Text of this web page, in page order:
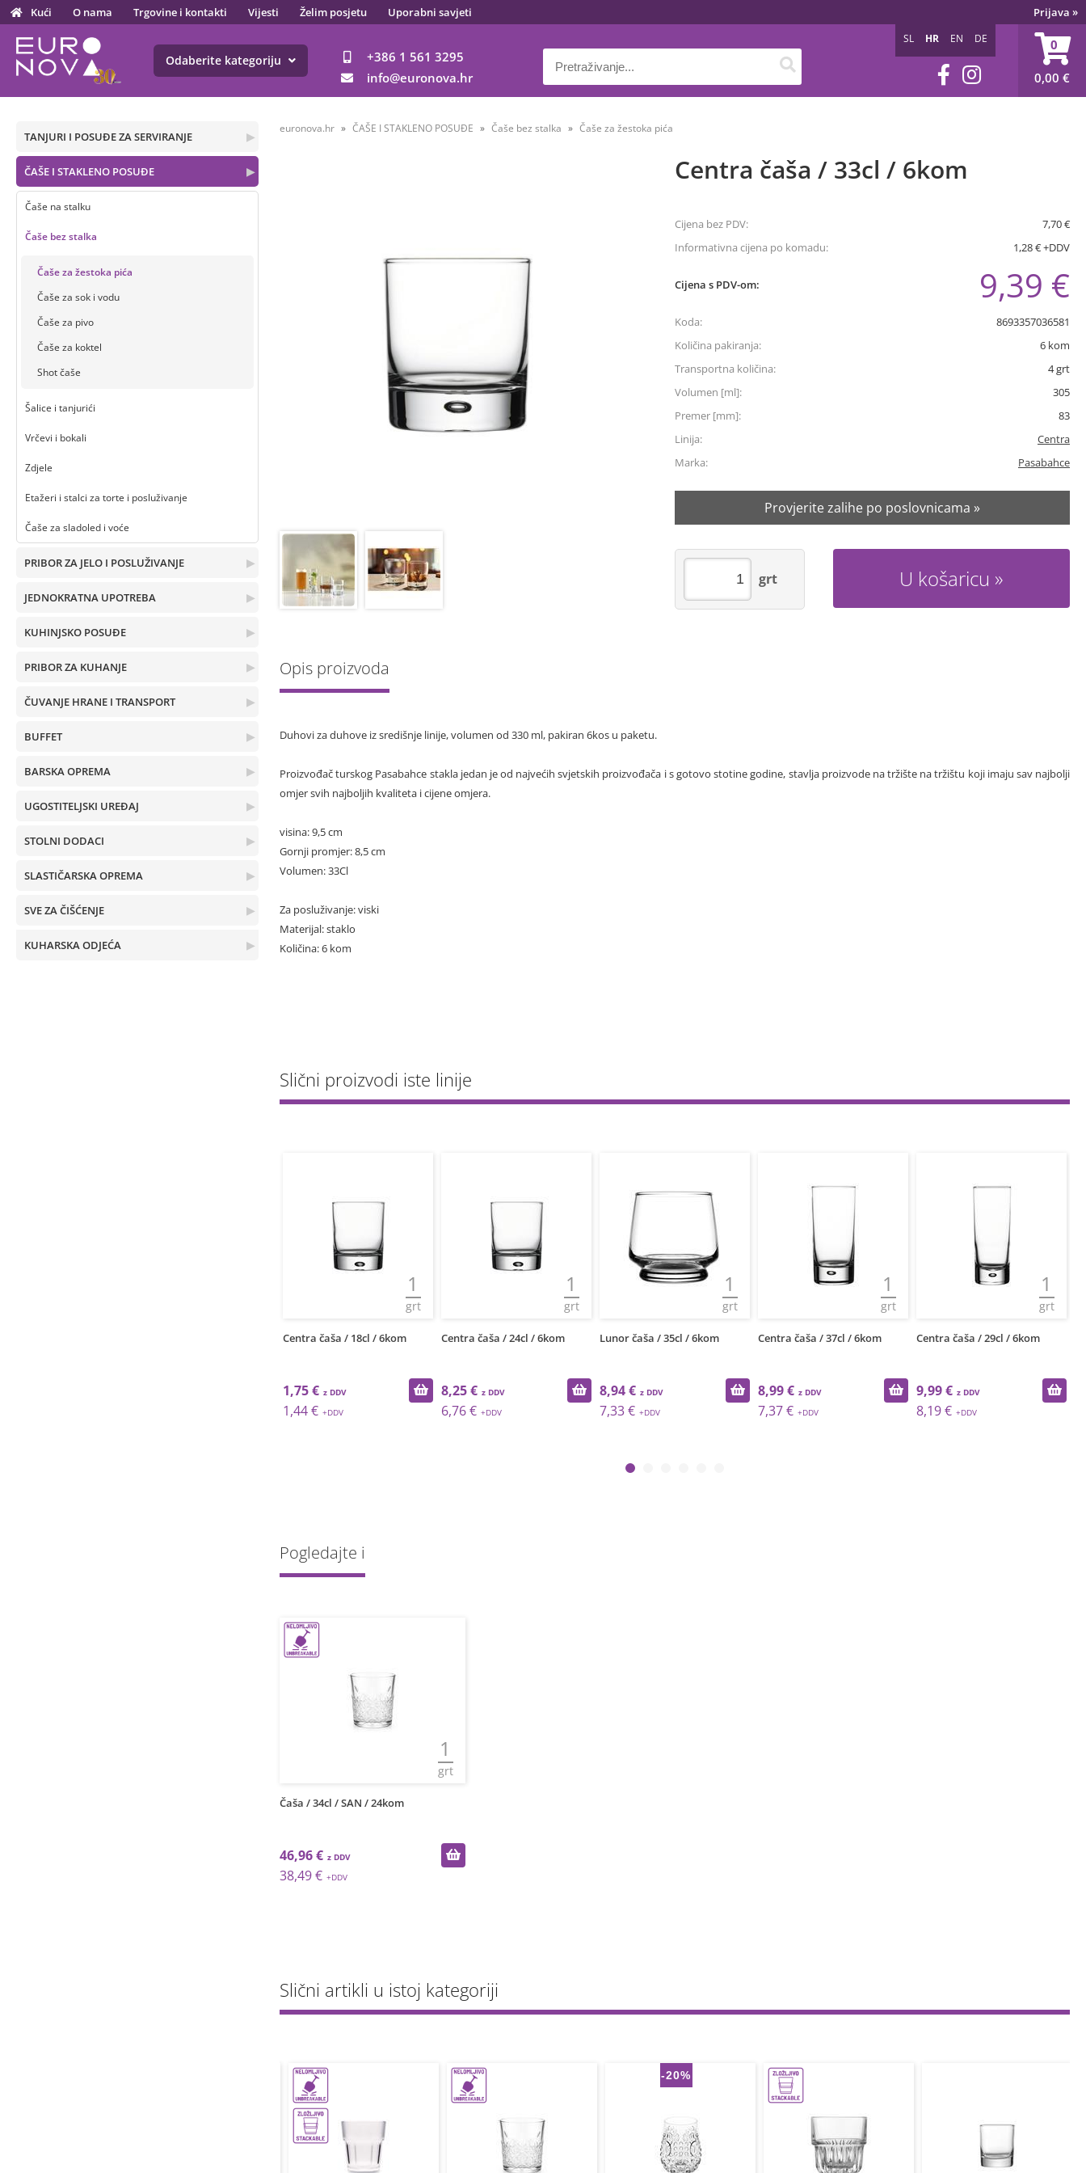
Kući O nama Trgovine i kontakti Vijesti Želim posjetu Uporabni savjeti Prijava »
+386 1 561 3295
info
euronova.hr
0
0,00 €
SL HR EN DE
Odaberite kategoriju
▶
TANJURI I POSUĐE ZA SERVIRANJE
▶
ČAŠE I STAKLENO POSUĐE
Čaše na stalku
Čaše bez stalka
Čaše za žestoka pića
Čaše za sok i vodu
Čaše za pivo
Čaše za koktel
Shot čaše
Šalice i tanjurići
Vrčevi i bokali
Zdjele
Etažeri i stalci za torte i posluživanje
Čaše za sladoled i voće
▶
PRIBOR ZA JELO I POSLUŽIVANJE
▶
JEDNOKRATNA UPOTREBA
▶
KUHINJSKO POSUĐE
▶
PRIBOR ZA KUHANJE
▶
ČUVANJE HRANE I TRANSPORT
▶
BUFFET
▶
BARSKA OPREMA
▶
UGOSTITELJSKI UREĐAJ
▶
STOLNI DODACI
▶
SLASTIČARSKA OPREMA
▶
SVE ZA ČIŠĆENJE
▶
KUHARSKA ODJEĆA
euronova.hr ČAŠE I STAKLENO POSUĐE Čaše bez stalka Čaše za žestoka pića
Centra čaša / 33cl / 6kom
Cijena bez PDV:
7,70 €
Informativna cijena po komadu:
1,28 € +DDV
Cijena s PDV-om: 9,39 €
Koda:
8693357036581
Količina pakiranja:
6 kom
Transportna količina:
4grt
Volumen [ml]:
305
Premer [mm]:
83
Linija:
Centra
Marka:
Pasabahce
Provjerite zalihe po poslovnicama »
U košaricu
grt
Opis proizvoda
Duhovi za duhove iz središnje linije, volumen od 330 ml, pakiran 6kos u paketu.
Proizvođač turskog Pasabahce stakla jedan je od najvećih svjetskih proizvođača i s gotovo stotine godine, stavlja proizvode na tržište na tržištu koji imaju sav najbolji
omjer svih najboljih kvaliteta i cijene omjera.
visina: 9,5 cm
Gornji promjer: 8,5 cm
Volumen: 33Cl
Za posluživanje: viski
Materijal: staklo
Količina: 6 kom
Slični proizvodi iste linije
1
grt
Centra čaša / 18cl / 6kom
1,75 €
1,44 €
1
grt
Centra čaša / 24cl / 6kom
8,25 €
6,76 €
1
grt
Lunor čaša / 35cl / 6kom
8,94 €
7,33 €
1
grt
Centra čaša / 37cl / 6kom
8,99 €
7,37 €
1
grt
Centra čaša / 29cl / 6kom
9,99 €
8,19 €
Pogledajte i
1
grt
Čaša / 34cl / SAN / 24kom
46,96 €
38,49 €
Slični artikli u istoj kategoriji
-20%